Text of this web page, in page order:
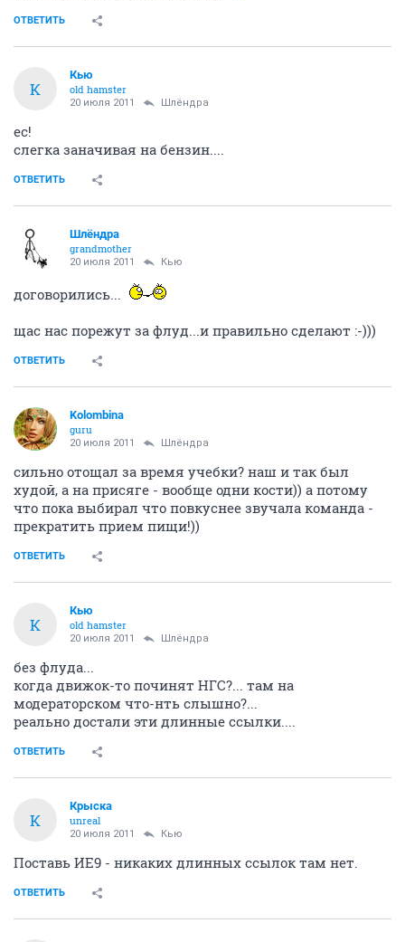
ОТВЕТИТЬ
К
Кью
old hamster
20 июля 2011 Шлёндра
ес!
слегка заначивая на бензин....
ОТВЕТИТЬ
Шлёндра
grandmother
20 июля 2011 Кью
договорились...
щас нас порежут за флуд...и правильно сделают :-)))
ОТВЕТИТЬ
Kolombina
guru
20 июля 2011 Шлёндра
сильно отощал за время учебки? наш и так был
худой, а на присяге - вообще одни кости)) а потому
что пока выбирал что повкуснее звучала команда -
прекратить прием пищи!))
ОТВЕТИТЬ
К
Кью
old hamster
20 июля 2011 Шлёндра
без флуда...
когда движок-то починят НГС?... там на
модераторском что-нть слышно?...
реально достали эти длинные ссылки....
ОТВЕТИТЬ
К
Крыска
unreal
20 июля 2011 Кью
Поставь ИЕ9 - никаких длинных ссылок там нет.
ОТВЕТИТЬ